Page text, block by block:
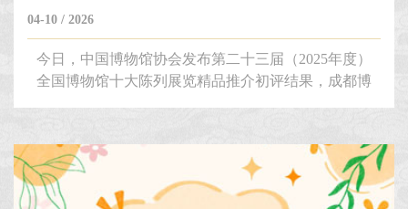
04-10 / 2026
今日，中国博物馆协会发布第二十三届（2025年度）
全国博物馆十大陈列展览精品推介初评结果，成都博
空的文明对话；一场大展，见证东西方的美美与共。
此次入围，是行业与公众对成博策展品质的认可，更
是对我们持续推动文明交流互鉴的激励。 感谢各位